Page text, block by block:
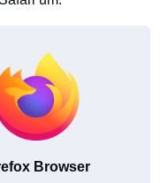
Browser